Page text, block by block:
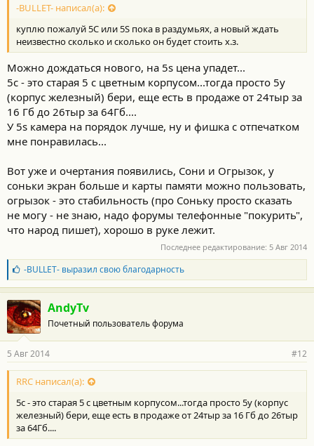
-BULLET- написал(а):
куплю пожалуй 5С или 5S пока в раздумьях, а новый ждать
неизвестно сколько и сколько он будет стоить х.з.
Можно дождаться нового, на 5s цена упадет...
5с - это старая 5 с цветным корпусом...тогда просто 5у
(корпус железный) бери, еще есть в продаже от 24тыр за
16 Гб до 26тыр за 64Гб....
У 5s камера на порядок лучше, ну и фишка с отпечатком
мне понравилась...
Вот уже и очертания появились, Сони и Огрызок, у
соньки экран больше и карты памяти можно пользовать,
огрызок - это стабильность (про Соньку просто сказать
не могу - не знаю, надо форумы телефонные "покурить",
что народ пишет), хорошо в руке лежит.
Последнее редактирование: 5 Авг 2014
Б
л
а
г
о
д
а
н
о
с
и
:
-BULLET-выразил свою благодарность
AndyTv
Почетный пользователь форума
5 Авг 2014 #12
RRC написал(а):
5с - это старая 5 с цветным корпусом...тогда просто 5у (корпус
железный) бери, еще есть в продаже от 24тыр за 16 Гб до 26тыр
за 64Гб....